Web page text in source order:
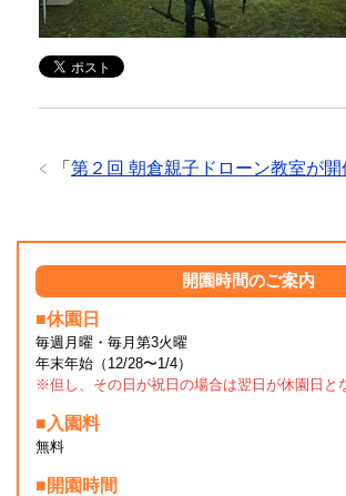
「 第２回 朝倉親子ドローン教室が開
開園時間のご案内
■休園日
毎週月曜・毎月第3火曜
年末年始（12/28〜1/4）
※但し、その日が祝日の場合は翌日が休園日と
■入園料
無料
■開園時間